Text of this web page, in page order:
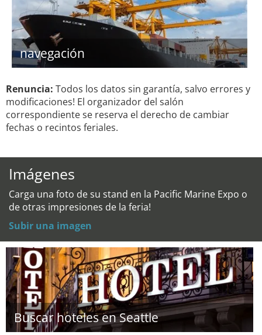
navegación
Renuncia: Todos los datos sin garantía, salvo errores y
modificaciones! El organizador del salón
correspondiente se reserva el derecho de cambiar
fechas o recintos feriales.
Imágenes
Carga una foto de su stand en la Pacific Marine Expo o
de otras impresiones de la feria!
Subir una imagen
Buscar hoteles en Seattle